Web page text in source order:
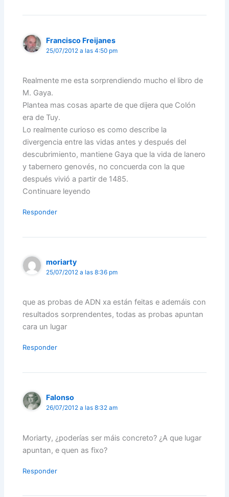
Francisco Freijanes
25/07/2012 a las 4:50 pm
Realmente me esta sorprendiendo mucho el libro de
M. Gaya.
Plantea mas cosas aparte de que dijera que Colón
era de Tuy.
Lo realmente curioso es como describe la
divergencia entre las vidas antes y después del
descubrimiento, mantiene Gaya que la vida de lanero
y tabernero genovés, no concuerda con la que
después vivió a partir de 1485.
Continuare leyendo
Responder
moriarty
25/07/2012 a las 8:36 pm
que as probas de ADN xa están feitas e ademáis con
resultados sorprendentes, todas as probas apuntan
cara un lugar
Responder
Falonso
26/07/2012 a las 8:32 am
Moriarty, ¿poderías ser máis concreto? ¿A que lugar
apuntan, e quen as fixo?
Responder